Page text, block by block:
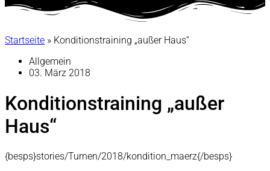
Startseite » Konditionstraining „außer Haus“
Allgemein
03. März 2018
Konditionstraining „außer
Haus“
{besps}stories/Turnen/2018/kondition_maerz{/besps}